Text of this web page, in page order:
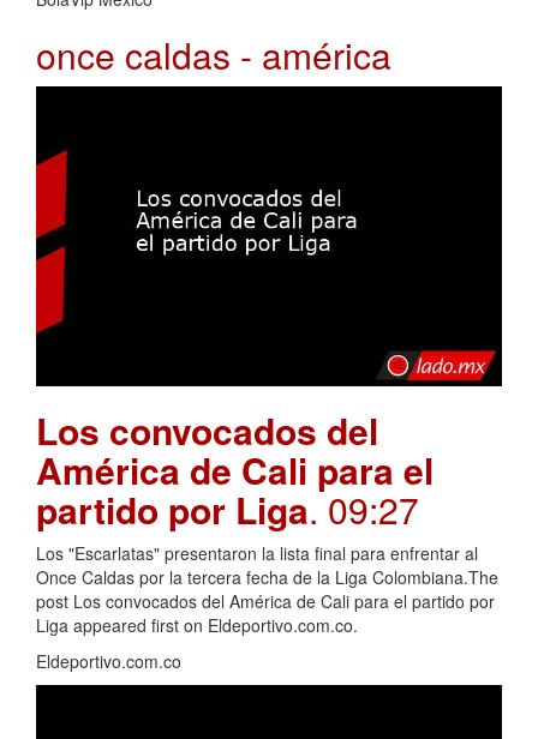
once caldas - américa
Los convocados del
América de Cali para el
partido por Liga. 09:27
Los "Escarlatas" presentaron la lista final para enfrentar al
Once Caldas por la tercera fecha de la Liga Colombiana.The
post Los convocados del América de Cali para el partido por
Liga appeared first on Eldeportivo.com.co.
Eldeportivo.com.co